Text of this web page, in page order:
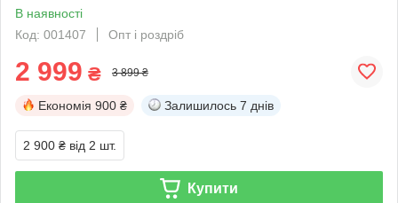
В наявності
Код: 001407
Опт і роздріб
2 999 ₴ 3 899 ₴
Економія 900 ₴ Залишилось 7 днів
2 900 ₴ від 2 шт.
Купити